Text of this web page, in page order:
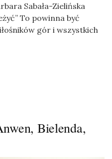
Sabała-Zielińska
To powinna być
gór i wszystkich
Bielenda,